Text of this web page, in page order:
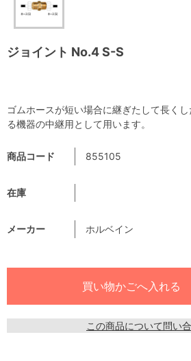
ジョイント No.4 S-S
商品コード 855105
在庫
メーカー ホルベイン
この商品について問い
ゴムホースが短い場合に継ぎたして長く
る機器の中継用として用います。